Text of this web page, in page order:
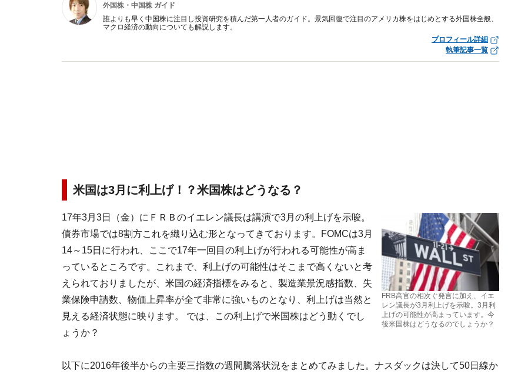
外国株・中国株 ガイド
誰よりも早く中国株に注目し投資研究を積んだ第一人者のガイド。景気回復で注目のアメリカ株をはじめとする外国株全般、
マクロ経済の動向についても解説します。
プロフィール詳細
執筆記事一覧
米国は3月に利上げ！？米国株はどうなる？
FRB高官の相次ぐ発言に加え、イエ
レン議長が3月利上げを示唆。3月利
上げの可能性が高まっています。今
後米国株はどうなるのでしょうか？
17年3月3日（金）にＦＲＢのイエレン議長は講演で3月の利上げを示唆。
債券市場では8割方これを織り込む形となってきております。FOMCは3月
14～15日に行われ、ここで17年一回目の利上げが行われる可能性が高ま
っているところです。これまで、利上げの可能性はそこまで高くないと考
えられておりましたが、米国の経済指標をみると、製造業景況感指数、失
業保険申請数、物価上昇率が全て非常に強いものとなり、利上げは当然と
見える経済状態に映ります。 では、この利上げで米国株はどう動くでし
ょうか？
以下に2016年後半からの主要三指数の週間騰落状況をまとめてみました。ナスダックは決して50日線か